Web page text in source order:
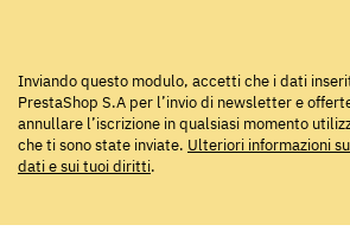
Inviando questo modulo, accetti che i dati
PrestaShop S.A per l’invio di newsletter e
annullare l’iscrizione in qualsiasi momento
che ti sono state inviate. Ulteriori informazioni
dati e sui tuoi diritti.